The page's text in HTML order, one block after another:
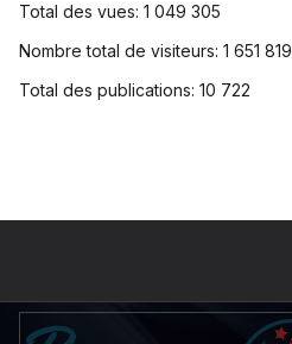
Total des vues: 1 049 305
Nombre total de visiteurs: 1 651 819
Total des publications: 10 722